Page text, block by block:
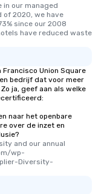
in our managed
of 2020, we have
since our 2008
have reduced waste
Francisco Union Square
bedrijf dat voor meer
ja, geef aan als welke
naar het openbare
over de inzet en
and our annual
wp-
Diversity-